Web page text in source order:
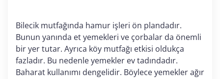
Bilecik mutfağında hamur işleri ön plandadır.
Bunun yanında et yemekleri ve çorbalar da önemli
bir yer tutar. Ayrıca köy mutfağı etkisi oldukça
fazladır. Bu nedenle yemekler ev tadındadır.
Baharat kullanımı dengelidir. Böylece yemekler ağır